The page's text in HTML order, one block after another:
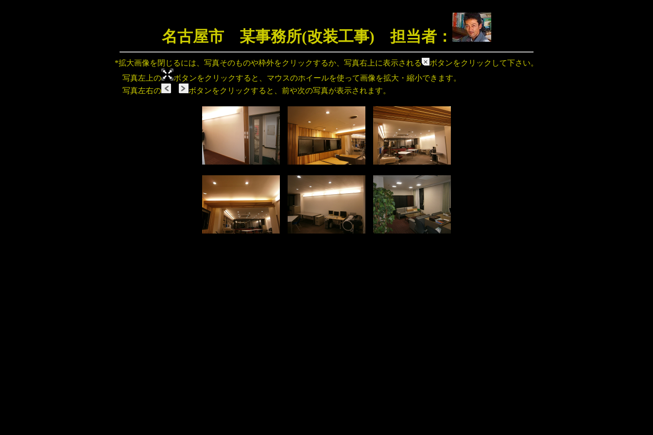
名古屋市 某事務所(改装工事) 担当者：
*拡大画像を閉じるには、写真そのものや枠外をクリックするか、写真右上に表示される
ボタンをクリックして下さい。
写真左上の
ボタンをクリックすると、マウスのホイールを使って画像を拡大・縮小できます。
写真左右の
ボタンをクリックすると、前や次の写真が表示されます。